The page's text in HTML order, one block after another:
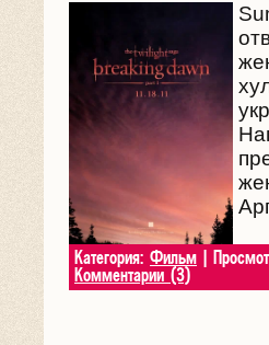
Категория: Фильм |
Комментарии (3)